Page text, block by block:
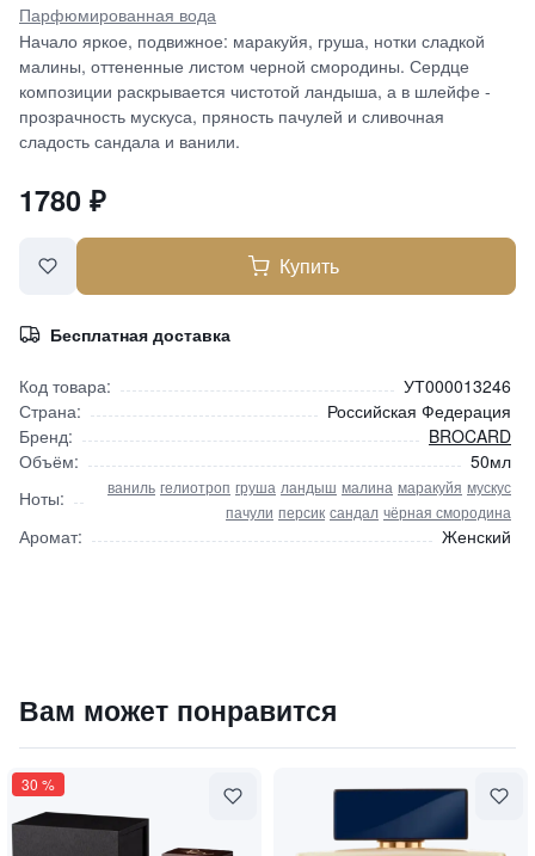
Парфюмированная вода
Начало яркое, подвижное: маракуйя, груша, нотки сладкой
малины, оттененные листом черной смородины. Сердце
композиции раскрывается чистотой ландыша, а в шлейфе -
прозрачность мускуса, пряность пачулей и сливочная
сладость сандала и ванили.
1780 ₽
Купить
Бесплатная доставка
Код товара:
УТ000013246
Страна:
Российская Федерация
Бренд:
BROCARD
Объём:
50мл
Ноты:
ваниль гелиотроп груша ландыш малина маракуйя мускус
пачули персик сандал чёрная смородина
Аромат: Женский
1780₽9 840 ₽
Вам может понравится
30 %